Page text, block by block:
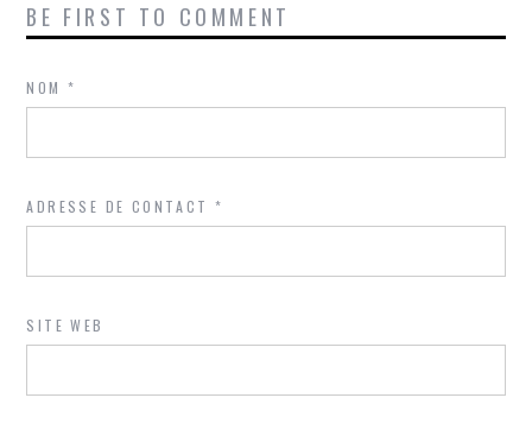
BE FIRST TO COMMENT
NOM*
ADRESSE DE CONTACT*
SITE WEB